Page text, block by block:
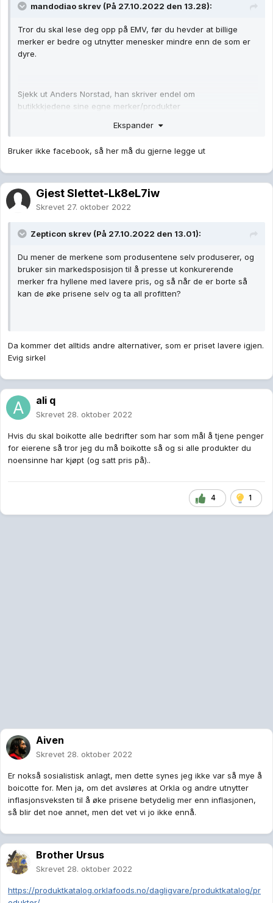
mandodiao skrev (På 27.10.2022 den 13.28):
Tror du skal lese deg opp på EMV, før du hevder at billige
merker er bedre og utnytter menesker mindre enn de som er
dyre.
Sjekk ut Anders Norstad, han skriver endel om
butikkkjedene sine egne merker/produkter
https://www.facebook.com/AndersNordstadBlogg
Ekspander
Bruker ikke facebook, så her må du gjerne legge ut
Gjest Slettet-Lk8eL7iw
Skrevet 27. oktober 2022
Zepticon skrev (På 27.10.2022 den 13.01):
Du mener de merkene som produsentene selv produserer, og
bruker sin markedsposisjon til å presse ut konkurerende
merker fra hyllene med lavere pris, og så når de er borte så
kan de øke prisene selv og ta all profitten?
Da kommer det alltids andre alternativer, som er priset lavere igjen.
Evig sirkel
ali q
Skrevet 28. oktober 2022
Hvis du skal boikotte alle bedrifter som har som mål å tjene penger
for eierene så tror jeg du må boikotte så og si alle produkter du
noensinne har kjøpt (og satt pris på)..
4 1
Aiven
Skrevet 28. oktober 2022
Er nokså sosialistisk anlagt, men dette synes jeg ikke var så mye å
boicotte for. Men ja, om det avsløres at Orkla og andre utnytter
inflasjonsveksten til å øke prisene betydelig mer enn inflasjonen,
så blir det noe annet, men det vet vi jo ikke ennå.
Brother Ursus
Skrevet 28. oktober 2022
https://produktkatalog.orklafoods.no/dagligvare/produktkatalog/pr